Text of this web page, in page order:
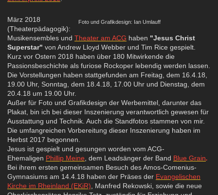
Foto und Grafikdesign: Ian Umlauff
März 2018
(Theaterpädagogik):
Musikensembles und Theater am ACG haben "Jesus Christ
Superstar" von Andrew Lloyd Webber und Tim Rice gespielt.
Kurz vor Ostern 2018 haben über 180 Mitwirkende die
Passionsbeschichte als furiose Rockoper lebendig werden lassen.
Die Vorstellungen haben stattgefunden am Freitag, dem 16.4.18,
19.00 Uhr, Sonntag, dem 18.4.18, 17.00 Uhr und Dienstag, dem
20.4.18 um 19.00 Uhr.
Außer für Foto und Grafikdesign der Werbemittel, darunter das
Plakat, bin ich bei dieser Inszenierung verantwortlich gewesen für
Ausstattung und Technik. Auch die Standfotos stammen von mir.
Die umfangreichen Vorbereitung dieser Inszenierung haben im
Herbst 2017 begonnen.
Jesus ist gespielt und gesungen worden vom ACG-
Ehemaligen Phillip Meine , dem Leadsänger der Band Blue Grain.
Bei ihrem ersten gemeinsamen Besuch des Amos-Comenius-
Gymnasiums am 14.4.18 haben der Präses der Evangelischen
Kirche im Rheinland (EKiR) , Manfred Rekowski, sowie die neue